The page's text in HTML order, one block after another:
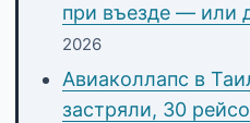
при въезде — или
2026
Авиаколлапс в
застряли, 30